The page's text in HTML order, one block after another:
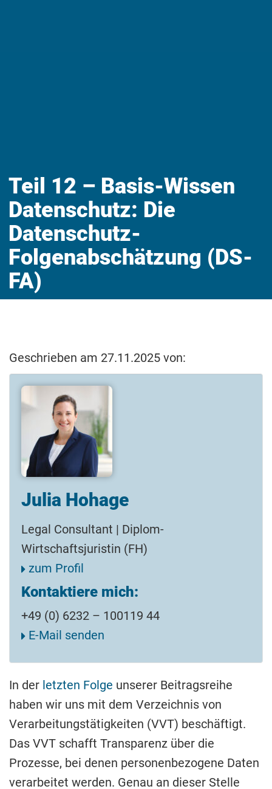
Teil 12 – Basis-Wissen
Datenschutz: Die
Datenschutz-
Folgenabschätzung (DS-
FA)
Geschrieben am 27.11.2025 von:
Julia Hohage
Legal Consultant | Diplom-
Wirtschaftsjuristin (FH)
zum Profil
Kontaktiere mich:
+49 (0) 6232 – 100119 44
E-Mail senden
In der letzten Folge unserer Beitragsreihe
haben wir uns mit dem Verzeichnis von
Verarbeitungstätigkeiten (VVT) beschäftigt.
Das VVT schafft Transparenz über die
Prozesse, bei denen personenbezogene Daten
verarbeitet werden. Genau an dieser Stelle